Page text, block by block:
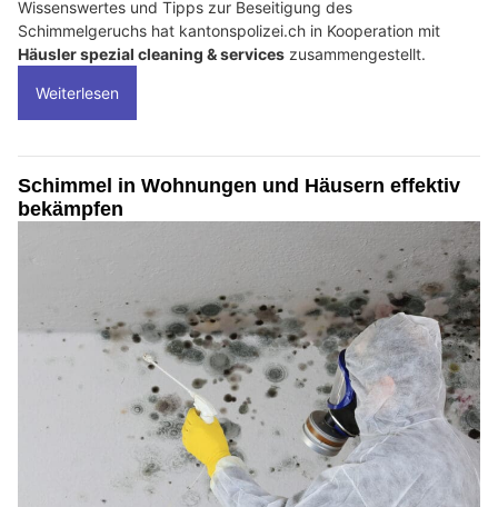
Wissenswertes und Tipps zur Beseitigung des
Schimmelgeruchs hat kantonspolizei.ch in Kooperation mit
Häusler spezial cleaning & services zusammengestellt.
Weiterlesen
Schimmel in Wohnungen und Häusern effektiv
bekämpfen